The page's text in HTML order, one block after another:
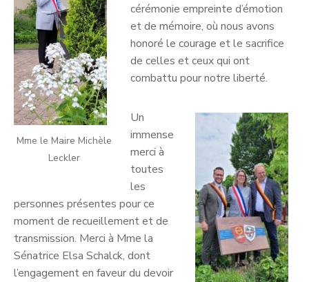
Mme le Maire Michèle
Leckler
cérémonie empreinte d’émotion
et de mémoire, où nous avons
honoré le courage et le sacrifice
de celles et ceux qui ont
combattu pour notre liberté.
Un
immense
merci à
toutes
les
personnes présentes pour ce
moment de recueillement et de
transmission. Merci à Mme la
Sénatrice Elsa Schalck, dont
l’engagement en faveur du devoir